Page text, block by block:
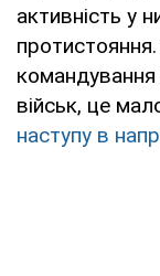
активність у
командування
військ, це
наступу в